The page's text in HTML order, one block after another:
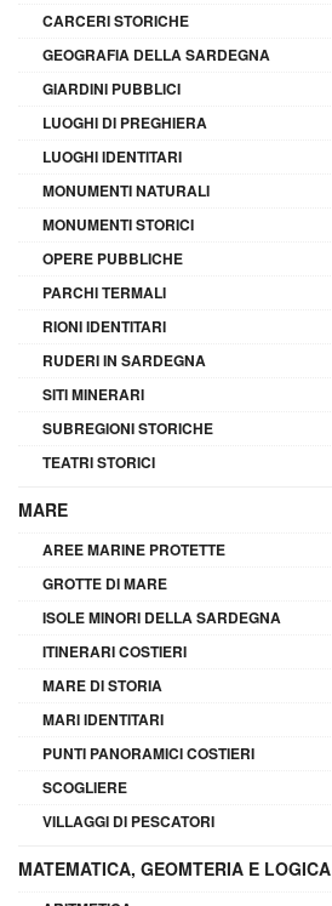
CARCERI STORICHE
GEOGRAFIA DELLA SARDEGNA
GIARDINI PUBBLICI
LUOGHI DI PREGHIERA
LUOGHI IDENTITARI
MONUMENTI NATURALI
MONUMENTI STORICI
OPERE PUBBLICHE
PARCHI TERMALI
RIONI IDENTITARI
RUDERI IN SARDEGNA
SITI MINERARI
SUBREGIONI STORICHE
TEATRI STORICI
MARE
AREE MARINE PROTETTE
GROTTE DI MARE
ISOLE MINORI DELLA SARDEGNA
ITINERARI COSTIERI
MARE DI STORIA
MARI IDENTITARI
PUNTI PANORAMICI COSTIERI
SCOGLIERE
VILLAGGI DI PESCATORI
MATEMATICA, GEOMTERIA E LOGICA